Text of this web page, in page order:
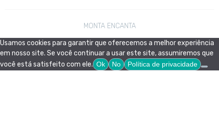
MONTA ENCANTA
Usamos cookies para garantir que oferecemos a melhor experiência
em nosso site. Se você continuar a usar este site, assumiremos que
você está satisfeito com ele. Ok No Política de privacidade